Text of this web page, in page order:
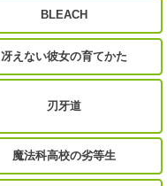
BLEACH
冴えない彼女の育てかた
刃牙道
魔法科高校の劣等生